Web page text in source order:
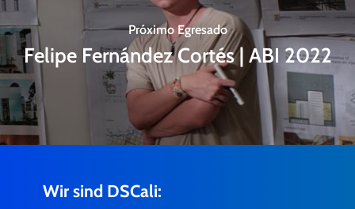
Próximo Egresado
Felipe Fernández Cortés | ABI 2022
Wir sind DSCali: